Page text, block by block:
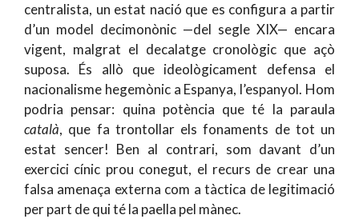
centralista, un estat nació que es configura a partir
d’un model decimonònic —del segle XIX— encara
vigent, malgrat el decalatge cronològic que açò
suposa. És allò que ideològicament defensa el
nacionalisme hegemònic a Espanya, l’espanyol. Hom
podria pensar: quina potència que té la paraula
català, que fa trontollar els fonaments de tot un
estat sencer! Ben al contrari, som davant d’un
exercici cínic prou conegut, el recurs de crear una
falsa amenaça externa com a tàctica de legitimació
per part de qui té la paella pel mànec.